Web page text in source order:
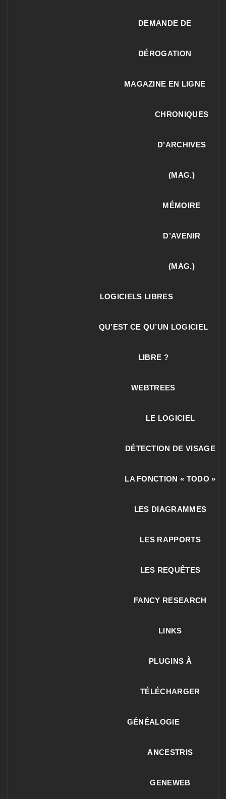
DEMANDE DE
DÉROGATION
MAGAZINE EN LIGNE
CHRONIQUES
D’ARCHIVES
(MAG.)
MÉMOIRE
D’AVENIR
(MAG.)
LOGICIELS LIBRES
QU’EST CE QU’UN LOGICIEL
LIBRE ?
WEBTREES
LE LOGICIEL
DÉTECTION DE VISAGE
LA FONCTION « TODO »
LES DIAGRAMMES
LES RAPPORTS
LES REQUÊTES
FANCY RESEARCH
LINKS
PLUGINS À
TÉLÉCHARGER
GÉNÉALOGIE
ANCESTRIS
GENEWEB